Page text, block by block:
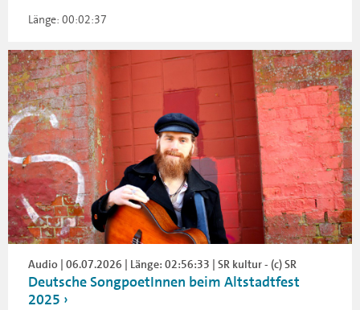
Länge: 00:02:37
Audio | 06.07.2026 | Länge: 02:56:33 | SR kultur - (c) SR
Deutsche SongpoetInnen beim Altstadtfest
2025